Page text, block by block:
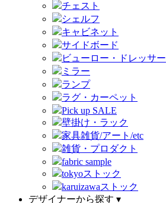
チェスト
シェルフ
キャビネット
サイドボード
ビューロー・ドレッサー
ミラー
ランプ
ラグ・カーペット
Pick up SALE
壁掛け・ラック
家具雑貨/アート/etc
雑貨・プロダクト
fabric sample
tokyoストック
karuizawaストック
デザイナーから探す ▾